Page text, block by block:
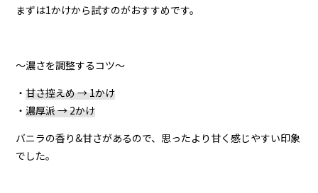
まずは1かけから試すのがおすすめです。
〜濃さを調整するコツ〜
・甘さ控えめ → 1かけ
・濃厚派 → 2かけ
バニラの香り&甘さがあるので、思ったより甘く感じやすい印象
でした。